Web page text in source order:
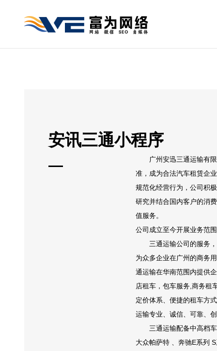
安讯三通小程序
广州安迅三通运输有限
准，成为合法汽车租赁企
规范化经营行为，公司积
研究并结合国内客户的消
值服务。
公司成立至今开展业务范
三通运输公司的服务，
为众多企业在广州的商务
通运输在华南范围内提供
店租车，包车服务,商务租
定价体系、便捷的租车方
运输专业、诚信、可靠、
三通运输配备中高档车
大众帕萨特 、奔驰E系列